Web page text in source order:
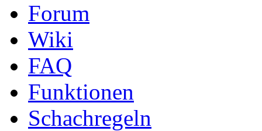
Forum
Wiki
FAQ
Funktionen
Schachregeln